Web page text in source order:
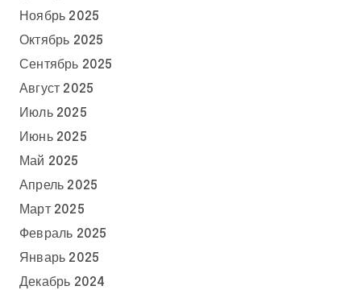
Ноябрь 2025
Октябрь 2025
Сентябрь 2025
Август 2025
Июль 2025
Июнь 2025
Май 2025
Апрель 2025
Март 2025
Февраль 2025
Январь 2025
Декабрь 2024